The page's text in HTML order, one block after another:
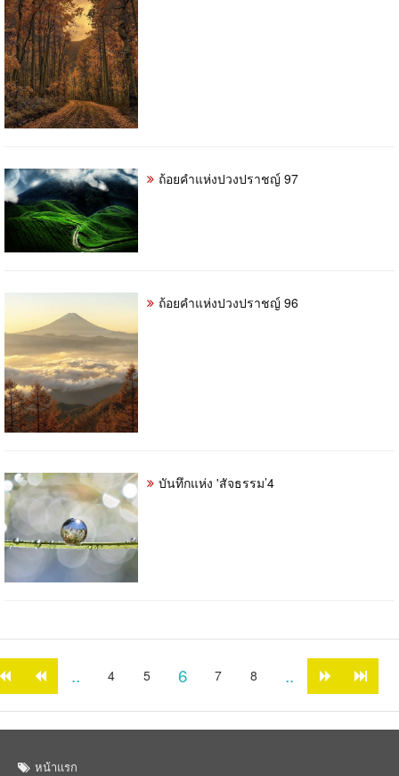
ถ้อยคำแห่งปวงปราชญ์​ 97
ถ้อยคำแห่งปวงปราชญ์​ 96
บันทึกแห่ง 'สัจธรรม’4
.. 4 5 6 7 8 ..
หน้าแรก